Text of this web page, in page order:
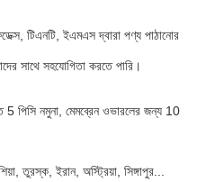
টিএনটি, ইএমএস দ্বারা পণ্য পাঠানোর
সাথে সহযোগিতা করতে পারি।
5 পিসি নমুনা, মেমব্রেন ওভারলের জন্য 10
তুরস্ক, ইরান, অস্ট্রিয়া, সিঙ্গাপুর...